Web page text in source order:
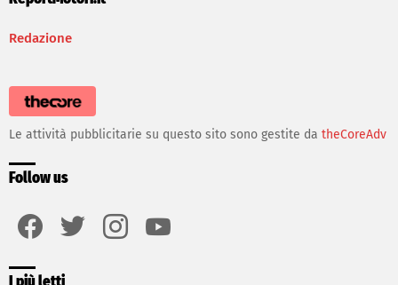
Redazione
Le attività pubblicitarie su questo sito sono gestite da theCoreAdv
Follow us